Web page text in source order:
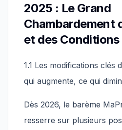
2025 : Le Grand
Chambardement
et des Conditions
1.1 Les modifications clés
qui augmente, ce qui
Dès 2026, le barème
resserre sur plusieurs